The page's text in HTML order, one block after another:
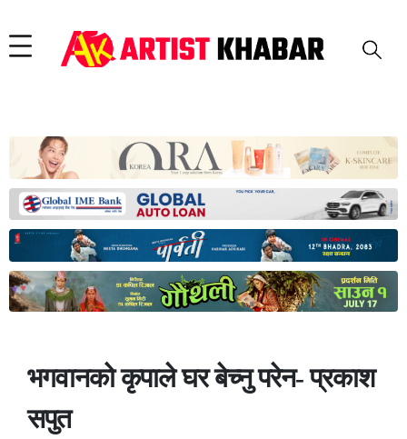
भगवानको कृपाले घर बेच्नु परेन- प्रकाश
सपुत